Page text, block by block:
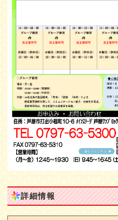
詳細情報